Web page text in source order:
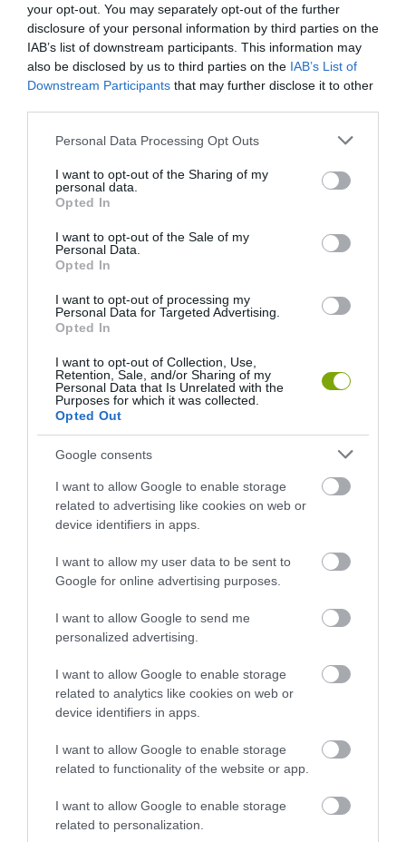
your opt-out. You may separately opt-out of the further
disclosure of your personal information by third parties on the
IAB’s list of downstream participants. This information may
also be disclosed by us to third parties on the IAB’s List of
Downstream Participants that may further disclose it to other
Please note that this website/app uses one or more Google
not limited to your visit or usage behaviour. You may click to
grant or deny consent to Google and its third-party tags to
use your data for below specified purposes in below Google
consent section.
Personal Data Processing Opt Outs
I want to opt-out of the Sharing of my
personal data.
Opted In
I want to opt-out of the Sale of my
Personal Data.
Opted In
I want to opt-out of processing my
Personal Data for Targeted Advertising.
Opted In
I want to opt-out of Collection, Use,
Retention, Sale, and/or Sharing of my
Personal Data that Is Unrelated with the
Purposes for which it was collected.
Opted Out
Google consents
I want to allow Google to enable storage
related to advertising like cookies on web or
device identifiers in apps.
I want to allow my user data to be sent to
Google for online advertising purposes.
I want to allow Google to send me
personalized advertising.
I want to allow Google to enable storage
related to analytics like cookies on web or
device identifiers in apps.
I want to allow Google to enable storage
related to functionality of the website or app.
I want to allow Google to enable storage
related to personalization.
SZÍNES HALAKBÓL ÁLL: MOST
500 EDDIG ISMERETLEN
2026-08-06
PANNONHALMI
KÖRNYÉKÉN: TERMÉSZET,
SZŐLŐ ÉS KOMLÓ
2026-08-04
PANNONHALMI
GYÓGYNÖVÉNYKERTBE ÉS
2026-08-04